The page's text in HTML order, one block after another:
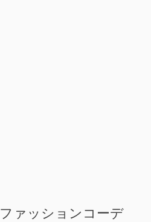
ァッションコーデ